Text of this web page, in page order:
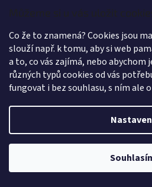
Můžeme si u vás uložit
Co že to znamená? Cookies jsou
slouží např. k tomu, aby si web
a to, co vás zajímá, nebo abychom
různých typů cookies od vás
fungovat i bez souhlasu, s ním ale
y
v
ý
p
i
s
u
Informace pro vás
Slevy
Kontakty